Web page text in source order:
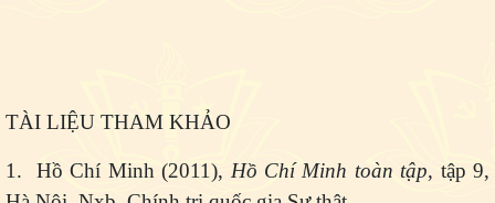
TÀI LIỆU THAM KHẢO
1. Hồ Chí Minh (2011), Hồ Chí Minh toàn tập, tập 9,